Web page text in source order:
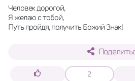
Человек дорогой,
Я желаю с тобой,
Путь пройдя, получить Божий Знак!
2